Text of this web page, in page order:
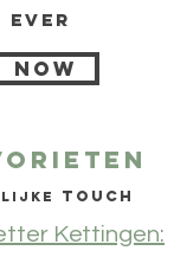
ever
now
Touch
Kettingen: